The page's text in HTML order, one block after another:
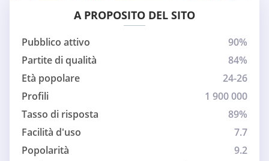
A PROPOSITO DEL SITO
Pubblico attivo
90%
Partite di qualità
84%
Età popolare
24-26
Profili
1 900 000
Tasso di risposta
89%
Facilità d'uso
7.7
Popolarità
9.2